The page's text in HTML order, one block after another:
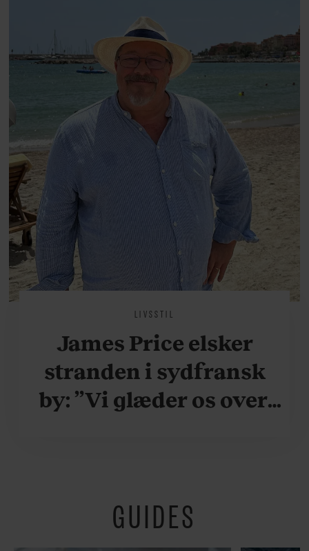
arv, angst, familieliv, frygten for
at miste stemmen og den
livsglæde, han nægter at give slip
på.
LIVSSTIL
James Price elsker
stranden i sydfransk
by: ”Vi glæder os over,
fredeligt”
GUIDES